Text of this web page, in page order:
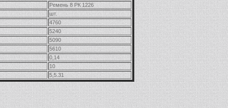
Ремень 8 РК 1226
шт.
4760
5240
5090
5610
0,14
10
5,5.31